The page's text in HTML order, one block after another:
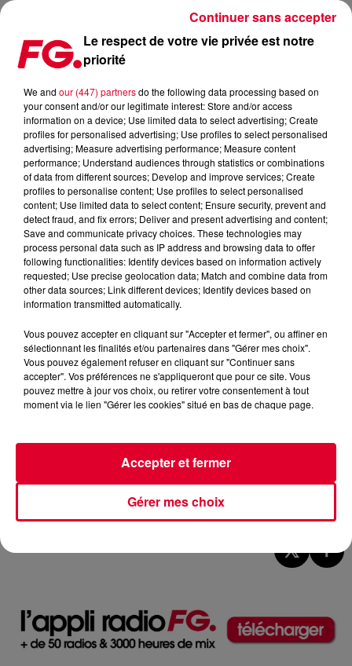
MUSIC STORY DU JOUR : THE SHAPESHIFTERS
Publié : 25 mars 2025 à 11h27 par Christophe HUBERT
Crédit : @instagram.com/theshapeshifters
Le respect de votre vie privée est notre
priorité
We and our (447) partnersdo the following data processing based on
your consent and/or our legitimate interest: Store and/or access
information on a device; Use limited data to select advertising; Create
profiles for personalised advertising; Use profiles to select personalised
advertising; Measure advertising performance; Measure content
performance; Understand audiences through statistics or combinations
of data from different sources; Develop and improve services; Create
profiles to personalise content; Use profiles to select personalised
content; Use limited data to select content; Ensure security, prevent and
detect fraud, and fix errors; Deliver and present advertising and content;
Save and communicate privacy choices. These technologies may
process personal data such as IP address and browsing data to offer
following functionalities: Identify devices based on information actively
requested; Use precise geolocation data; Match and combine data from
other data sources; Link different devices; Identify devices based on
information transmitted automatically.
Vous pouvez accepter en cliquant sur "Accepter et fermer", ou affiner en
sélectionnant les finalités et/ou partenaires dans "Gérer mes choix".
Vous pouvez également refuser en cliquant sur "Continuer sans
accepter". Vos préférences ne s'appliqueront que pour ce site. Vous
pouvez mettre à jour vos choix, ou retirer votre consentement à tout
moment via le lien "Gérer les cookies" situé en bas de chaque page.
Gérer mes choix
Accepter et fermer
Continuer sans accepter